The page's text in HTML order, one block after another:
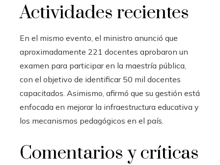
Actividades recientes
En el mismo evento, el ministro anunció que
aproximadamente 221 docentes aprobaron un
examen para participar en la maestría pública,
con el objetivo de identificar 50 mil docentes
capacitados. Asimismo, afirmó que su gestión está
enfocada en mejorar la infraestructura educativa y
los mecanismos pedagógicos en el país.
Comentarios y críticas